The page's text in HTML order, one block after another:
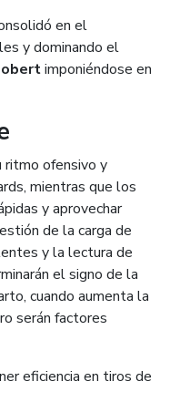
en el
y dominando el
imponiéndose en
ritmo ofensivo y
mientras que los
y aprovechar
de la carga de
y la lectura de
el signo de la
cuando aumenta la
serán factores
eficiencia en tiros de